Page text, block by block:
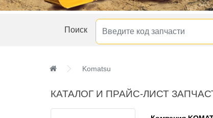
Поиск
Komatsu
КАТАЛОГ И ПРАЙС-ЛИСТ